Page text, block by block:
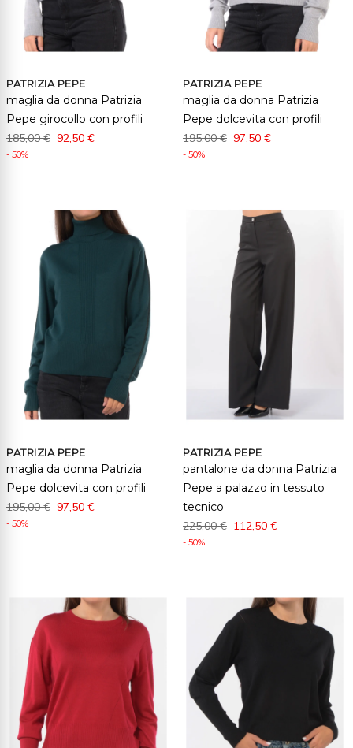
PATRIZIA PEPE
maglia da donna Patrizia
Pepe girocollo con profili
185,00 € 92,50 €
- 50%
PATRIZIA PEPE
maglia da donna Patrizia
Pepe dolcevita con profili
195,00 € 97,50 €
- 50%
PATRIZIA PEPE
maglia da donna Patrizia
Pepe dolcevita con profili
195,00 € 97,50 €
- 50%
PATRIZIA PEPE
pantalone da donna Patrizia
Pepe a palazzo in tessuto
tecnico
225,00 € 112,50 €
- 50%